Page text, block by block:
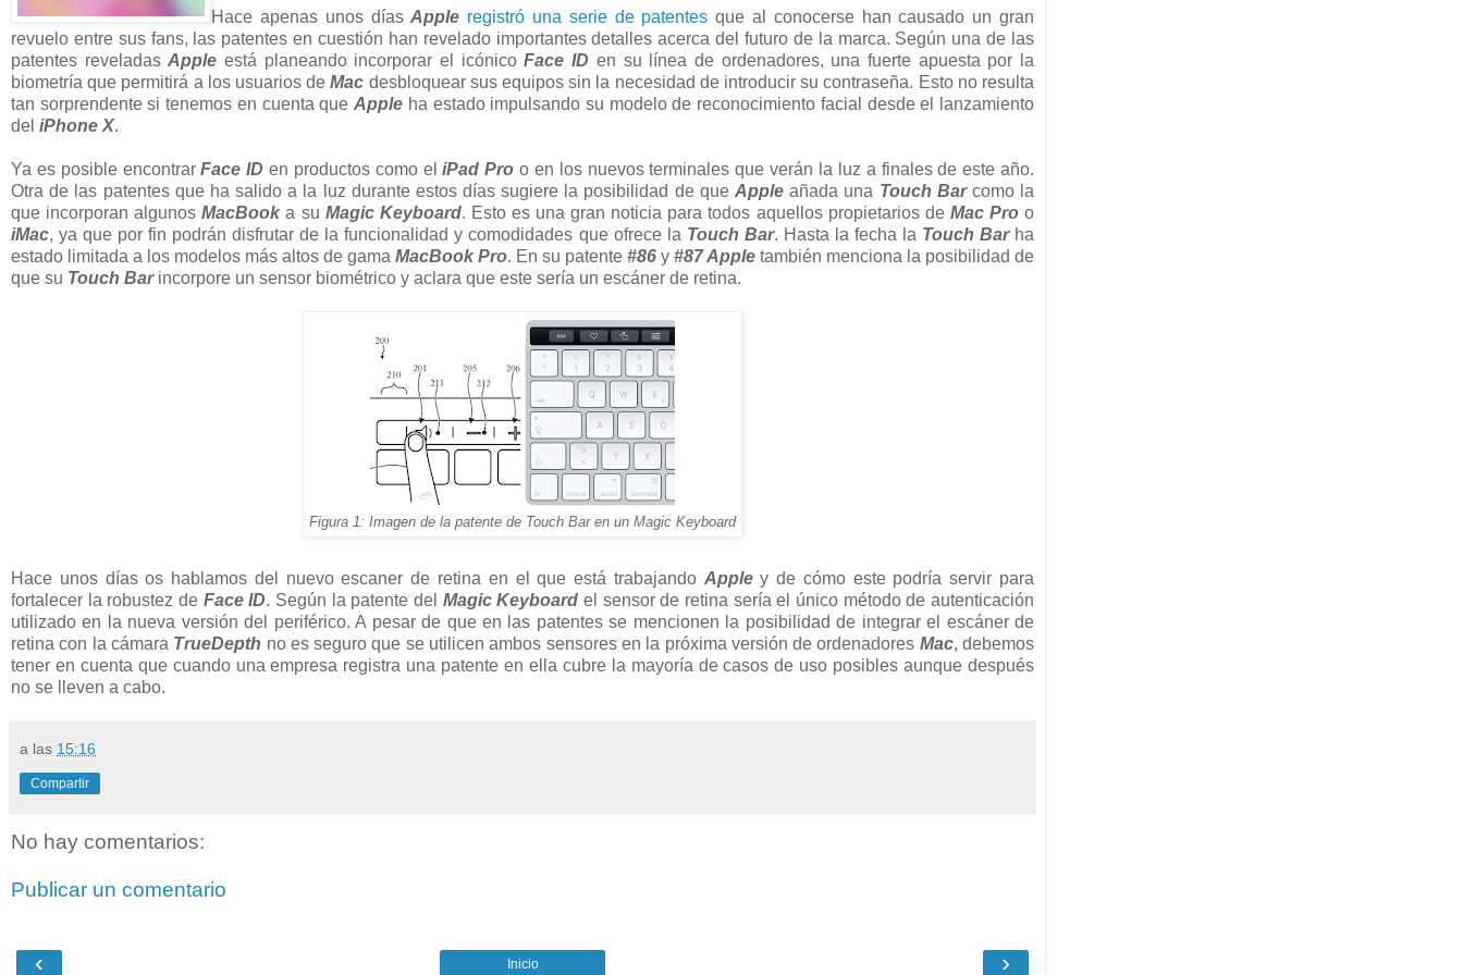
Hace apenas unos díasApple registró una serie de patentes que al conocerse han causado un gran
revuelo entre sus fans, las patentes en cuestión han revelado importantes detalles acerca del futuro de la marca. Según una de las
patentes reveladasAppleestá planeando incorporar el icónicoFace ID en su línea de ordenadores, una fuerte apuesta por la
biometría que permitirá a los usuarios deMac desbloquear sus equipos sin la necesidad de introducir su contraseña. Esto no resulta
tan sorprendente si tenemos en cuenta queApple ha estado impulsando su modelo de reconocimiento facial desde el lanzamiento
del iPhone X.
Ya es posible encontrarFace ID en productos como eliPad Pro o en los nuevos terminales que verán la luz a finales de este año.
Otra de las patentes que ha salido a la luz durante estos días sugiere la posibilidad de que Appleañada una Touch Barcomo la
que incorporan algunosMacBooka su Magic Keyboard. Esto es una gran noticia para todos aquellos propietarios de Mac Proo
iMac, ya que por fin podrán disfrutar de la funcionalidad y comodidades que ofrece la Touch Bar. Hasta la fecha la Touch Barha
estado limitada a los modelos más altos de gama MacBook Pro. En su patente #86 y #87 Apple también menciona la posibilidad de
que su Touch Barincorpore un sensor biométrico y aclara que este sería un escáner de retina.
Figura 1: Imagen de la patente de Touch Bar en un Magic Keyboard
Hace unos días os hablamos del nuevo escaner de retina en el que está trabajando Appley de cómo este podría servir para
fortalecer la robustez de Face ID. Según la patente del Magic Keyboard el sensor de retina sería el único método de autenticación
utilizado en la nueva versión del periférico. A pesar de que en las patentes se mencionen la posibilidad de integrar el escáner de
retina con la cámara TrueDepth no es seguro que se utilicen ambos sensores en la próxima versión de ordenadores Mac, debemos
tener en cuenta que cuando una empresa registra una patente en ella cubre la mayoría de casos de uso posibles aunque después
no se lleven a cabo.
a las 15:16
Compartir
No hay comentarios:
Publicar un comentario
‹ ›
Inicio